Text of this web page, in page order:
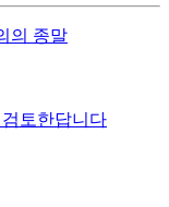
의 종말
토한답니다